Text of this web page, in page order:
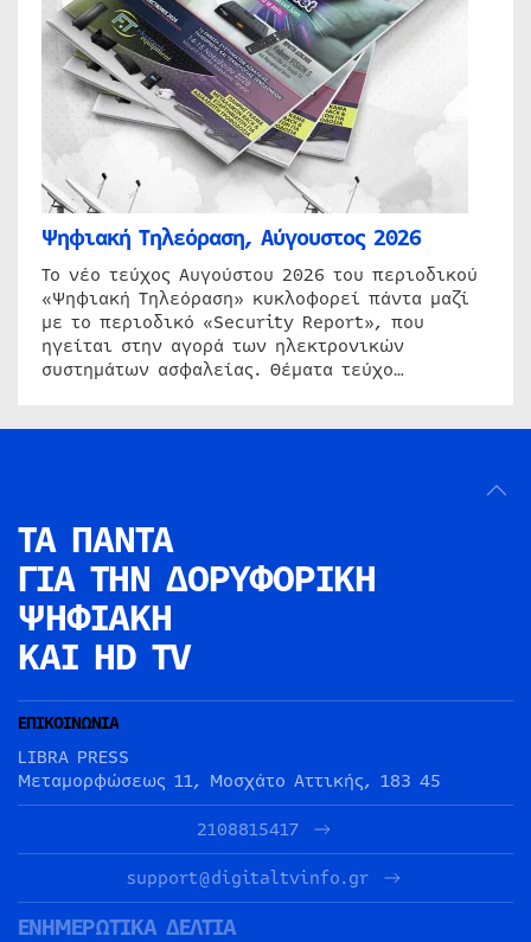
Ψηφιακή Τηλεόραση, Αύγουστος 2026
Το νέο τεύχος Αυγούστου 2026 του περιοδικού
«Ψηφιακή Τηλεόραση» κυκλοφορεί πάντα μαζί
με το περιοδικό «Security Report», που
ηγείται στην αγορά των ηλεκτρονικών
συστημάτων ασφαλείας. Θέματα τεύχο…
ΤΑ ΠΑΝΤΑ
ΓΙΑ ΤΗΝ ΔΟΡΥΦΟΡΙΚΗ
ΨΗΦΙΑΚΗ
ΚΑΙ HD TV
ΕΠΙΚΟΙΝΩΝΙΑ
LIBRA PRESS
Μεταμορφώσεως 11, Μοσχάτο Αττικής, 183 45
2108815417
support@digitaltvinfo.gr
ΕΝΗΜΕΡΩΤΙΚΑ ΔΕΛΤΙΑ